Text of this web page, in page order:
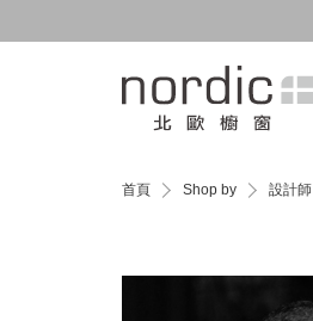
首頁 Shop by 設計師